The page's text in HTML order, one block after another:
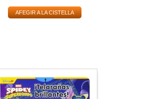
AFEGIR A LA CISTELLA